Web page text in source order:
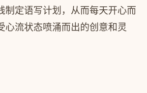
制定语写计划，从而每天开心而
心流状态喷涌而出的创意和灵